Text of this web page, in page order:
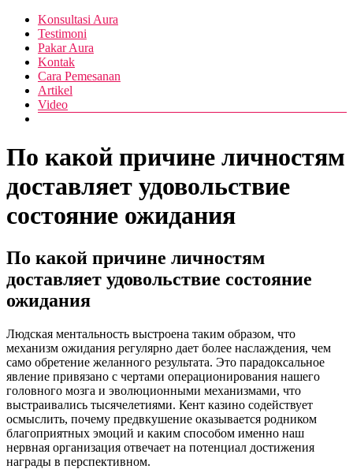
Skip
content
Diva
Aura
Pusat
Layanan
Buka
Aura
Menu
Konsultasi Aura
Testimoni
Pakar Aura
Kontak
Cara Pemesanan
Artikel
Video
По какой причине личностям
доставляет удовольствие
состояние ожидания
По какой причине личностям
доставляет удовольствие состояние
ожидания
Людская ментальность выстроена таким образом, что
механизм ожидания регулярно дает более наслаждения, чем
само обретение желанного результата. Это парадоксальное
явление привязано с чертами операционирования нашего
головного мозга и эволюционными механизмами, что
выстраивались тысячелетиями. Кент казино содействует
осмыслить, почему предвкушение оказывается родником
благоприятных эмоций и каким способом именно наш
нервная организация отвечает на потенциал достижения
награды в перспективном.